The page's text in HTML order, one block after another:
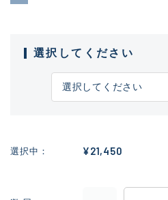
選択してください
選択中 ¥21,450